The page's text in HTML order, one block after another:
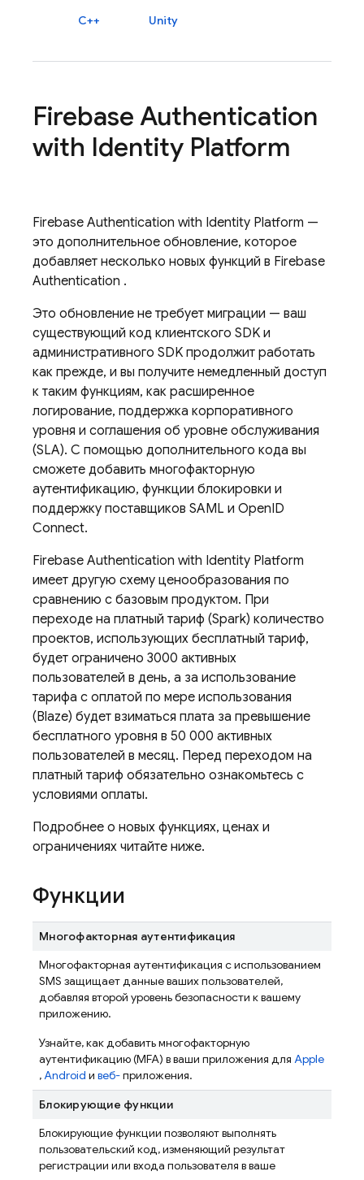
C++
Unity
Firebase Authentication
with Identity Platform
Firebase Authentication with Identity Platform —
это дополнительное обновление, которое
добавляет несколько новых функций в Firebase
Authentication .
Это обновление не требует миграции — ваш
существующий код клиентского SDK и
административного SDK продолжит работать
как прежде, и вы получите немедленный доступ
к таким функциям, как расширенное
логирование, поддержка корпоративного
уровня и соглашения об уровне обслуживания
(SLA). С помощью дополнительного кода вы
сможете добавить многофакторную
аутентификацию, функции блокировки и
поддержку поставщиков SAML и OpenID
Connect.
Firebase Authentication with Identity Platform
имеет другую схему ценообразования по
сравнению с базовым продуктом. При
переходе на платный тариф (Spark) количество
проектов, использующих бесплатный тариф,
будет ограничено 3000 активных
пользователей в день, а за использование
тарифа с оплатой по мере использования
(Blaze) будет взиматься плата за превышение
бесплатного уровня в 50 000 активных
пользователей в месяц. Перед переходом на
платный тариф обязательно ознакомьтесь с
условиями оплаты.
Подробнее о новых функциях, ценах и
ограничениях читайте ниже.
Функции
Многофакторная аутентификация
Многофакторная аутентификация с использованием
SMS защищает данные ваших пользователей,
добавляя второй уровень безопасности к вашему
приложению.
Узнайте, как добавить многофакторную
аутентификацию (MFA) в ваши приложения для Apple
,Android и веб-приложения.
Блокирующие функции
Блокирующие функции позволяют выполнять
пользовательский код, изменяющий результат
регистрации или входа пользователя в ваше